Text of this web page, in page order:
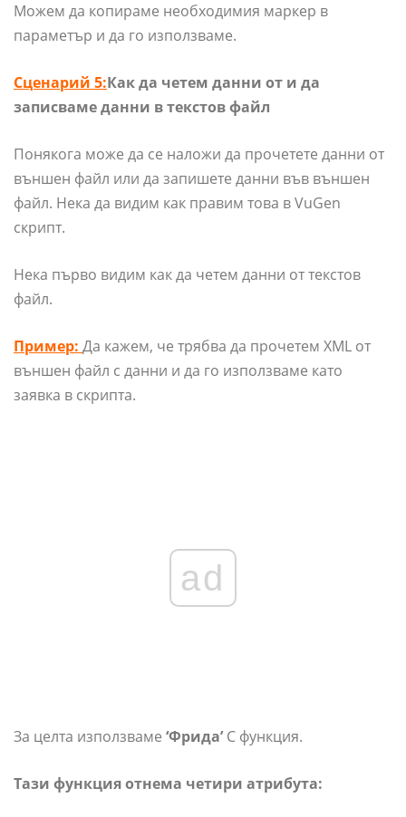
Можем да копираме необходимия маркер в
параметър и да го използваме.
Сценарий 5:Как да четем данни от и да
записваме данни в текстов файл
Понякога може да се наложи да прочетете данни от
външен файл или да запишете данни във външен
файл. Нека да видим как правим това в VuGen
скрипт.
Нека първо видим как да четем данни от текстов
файл.
Пример: Да кажем, че трябва да прочетем XML от
външен файл с данни и да го използваме като
заявка в скрипта.
ad
За целта използваме ‘Фрида’ C функция.
Тази функция отнема четири атрибута: